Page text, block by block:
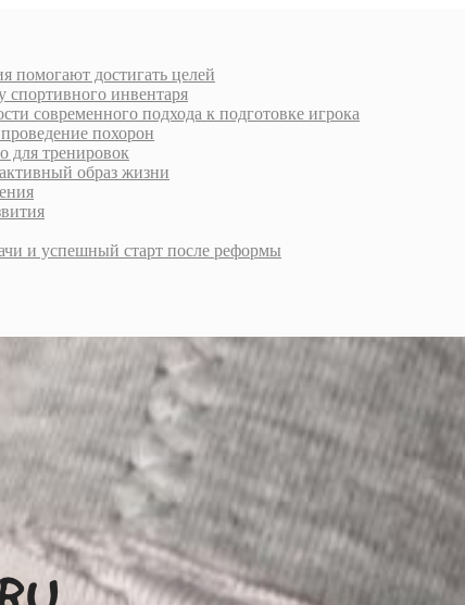
помогают достигать целей
спортивного инвентаря
современного подхода к подготовке игрока
похорон
для тренировок
образ жизни
и успешный старт после реформы